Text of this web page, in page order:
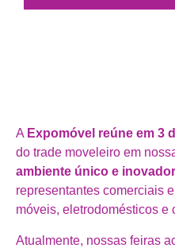
A Expomóvel reúne em 3
do trade moveleiro em
ambiente único e inovador
representantes comerciais
móveis, eletrodomésticos e
Atualmente, nossas feiras